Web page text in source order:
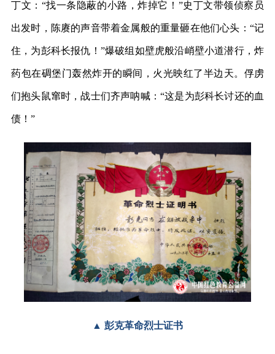
丁文：“找一条隐蔽的小路，炸掉它！”史丁文带领侦察员
出发时，陈赓的声音带着金属般的重量砸在他们心头：“记
住，为彭科长报仇！”爆破组如壁虎般沿峭壁小道潜行，炸
药包在碉堡门轰然炸开的瞬间，火光映红了半边天。俘虏
们抱头鼠窜时，战士们齐声呐喊：“这是为彭科长讨还的血
债！”
▲ 彭克革命烈士证书